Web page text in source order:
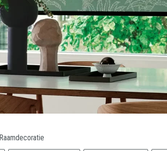
Raamdecoratie